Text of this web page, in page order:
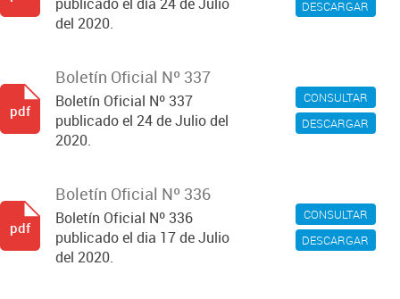
DESCARGAR
del 2020.
CONSULTAR
DESCARGAR
Boletín Oficial Nº 337
Boletín Oficial Nº 337
publicado el 24 de Julio del
2020.
pdf
CONSULTAR
DESCARGAR
Boletín Oficial Nº 336
Boletín Oficial Nº 336
publicado el dia 17 de Julio
del 2020.
pdf